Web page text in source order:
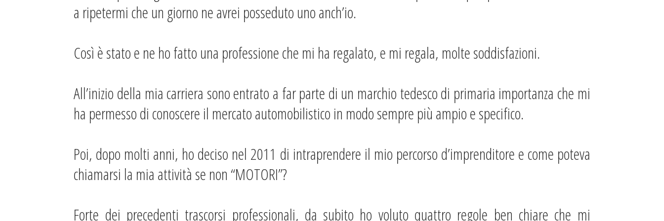
a ripetermi che un giorno ne avrei posseduto uno anch’io.
Così è stato e ne ho fatto una professione che mi ha regalato, e mi regala, molte soddisfazioni.
All’inizio della mia carriera sono entrato a far parte di un marchio tedesco di primaria importanza che mi
ha permesso di conoscere il mercato automobilistico in modo sempre più ampio e specifico.
Poi, dopo molti anni, ho deciso nel 2011 di intraprendere il mio percorso d’imprenditore e come poteva
chiamarsi la mia attività se non “MOTORI”?
Forte dei precedenti trascorsi professionali, da subito ho voluto quattro regole ben chiare che mi